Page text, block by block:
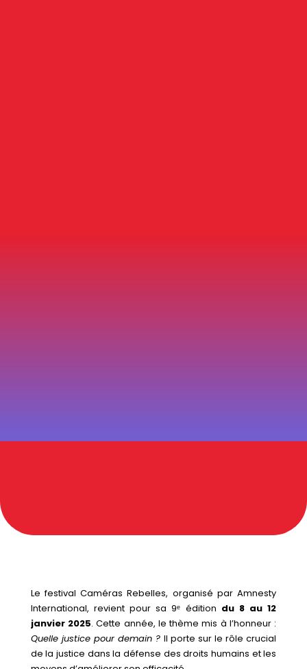
FESTIVAL
ÉDITION
Le festival Caméras Rebelles, organisé par Amnesty
International, revient pour sa 9ᵉ édition du 8 au 12
janvier 2025. Cette année, le thème mis à l’honneur :
Quelle justice pour demain ? Il porte sur le rôle crucial
de la justice dans la défense des droits humains et les